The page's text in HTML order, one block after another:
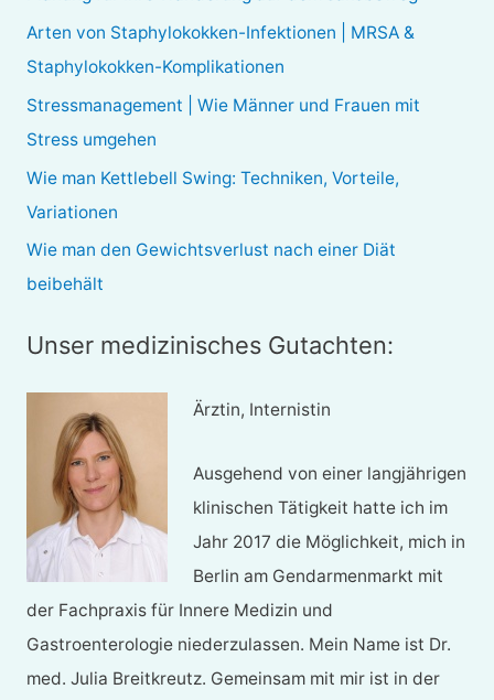
n
n
Arten von Staphylokokken-Infektionen | MRSA &
Staphylokokken-Komplikationen
Stressmanagement | Wie Männer und Frauen mit
Stress umgehen
Wie man Kettlebell Swing: Techniken, Vorteile,
Variationen
Wie man den Gewichtsverlust nach einer Diät
beibehält
Unser medizinisches Gutachten:
Ärztin, Internistin
Ausgehend von einer langjährigen
klinischen Tätigkeit hatte ich im
Jahr 2017 die Möglichkeit, mich in
Berlin am Gendarmenmarkt mit
der Fachpraxis für Innere Medizin und
Gastroenterologie niederzulassen. Mein Name ist Dr.
med. Julia Breitkreutz. Gemeinsam mit mir ist in der